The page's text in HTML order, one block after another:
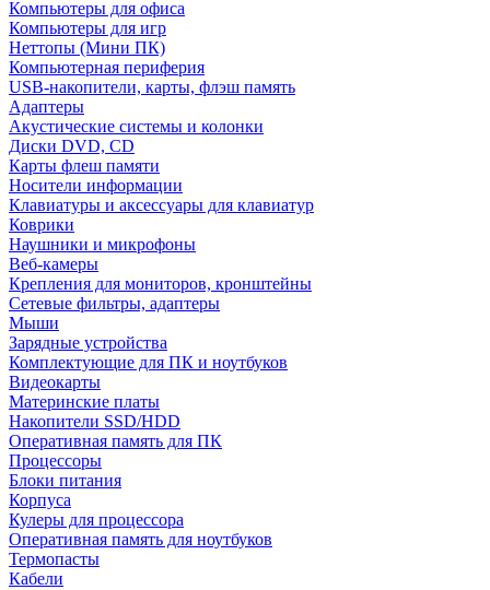
Компьютеры для офиса
Компьютеры для игр
Неттопы (Мини ПК)
Компьютерная периферия
USB-накопители, карты, флэш память
Адаптеры
Акустические системы и колонки
Диски DVD, CD
Карты флеш памяти
Носители информации
Клавиатуры и аксессуары для клавиатур
Коврики
Наушники и микрофоны
Веб-камеры
Крепления для мониторов, кронштейны
Сетевые фильтры, адаптеры
Мыши
Зарядные устройства
Комплектующие для ПК и ноутбуков
Видеокарты
Материнские платы
Накопители SSD/HDD
Оперативная память для ПК
Процессоры
Блоки питания
Корпуса
Кулеры для процессора
Оперативная память для ноутбуков
Термопасты
Кабели